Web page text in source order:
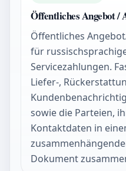
Öffentliches Angebot /
Öffentliches
für
Servicezahlungen.
Liefer-,
sowie die Parteien,
Kontaktdaten in
Dokument